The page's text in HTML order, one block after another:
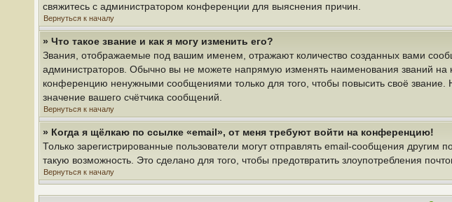
свяжитесь с администратором конференции для выяснения причин.
Вернуться к началу
» Что такое звание и как я могу изменить его?
Звания, отображаемые под вашим именем, отражают количество созданных вами
администраторов. Обычно вы не можете напрямую изменять наименования званий
конференцию ненужными сообщениями только для того, чтобы повысить своё
значение вашего счётчика сообщений.
Вернуться к началу
» Когда я щёлкаю по ссылке «email», от меня требуют войти на конференцию!
Только зарегистрированные пользователи могут отправлять email-сообщения
такую возможность. Это сделано для того, чтобы предотвратить злоупотребления
Вернуться к началу